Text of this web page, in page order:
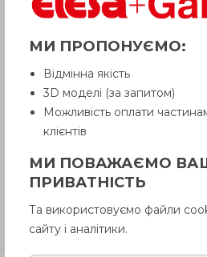
Опис
Питання про
Інструкція (pdf.)
Відгуки
МИ ПРОПОНУЄМО:
Відмінна якість
3D моделі (за запитом)
Можливість оплати
клієнтів
МИ ПОВАЖАЄМО
ПРИВАТНІСТЬ
Та використовуємо файли
сайту і аналітики.